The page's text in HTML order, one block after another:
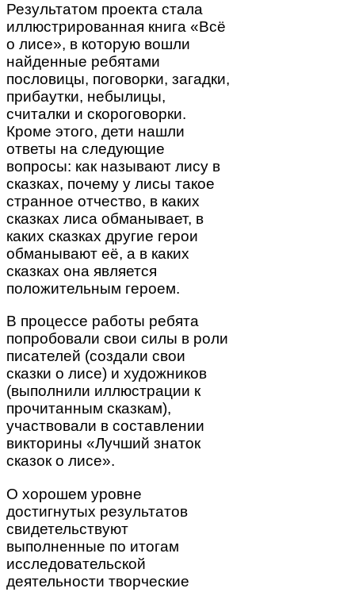
Результатом проекта стала
иллюстрированная книга «Всё
о лисе», в которую вошли
найденные ребятами
пословицы, поговорки, загадки,
прибаутки, небылицы,
считалки и скороговорки.
Кроме этого, дети нашли
ответы на следующие
вопросы: как называют лису в
сказках, почему у лисы такое
странное отчество, в каких
сказках лиса обманывает, в
каких сказках другие герои
обманывают её, а в каких
сказках она является
положительным героем.
В процессе работы ребята
попробовали свои силы в роли
писателей (создали свои
сказки о лисе) и художников
(выполнили иллюстрации к
прочитанным сказкам),
участвовали в составлении
викторины «Лучший знаток
сказок о лисе».
О хорошем уровне
достигнутых результатов
свидетельствуют
выполненные по итогам
исследовательской
деятельности творческие